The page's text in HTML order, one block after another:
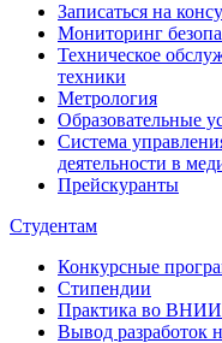
Записаться на
Мониторинг
Техническое
техники
Метрология
Образовательные
Система
деятельности в
Прейскуранты
Студентам
Конкурсные
Стипендии
Практика во
Вывод разработок